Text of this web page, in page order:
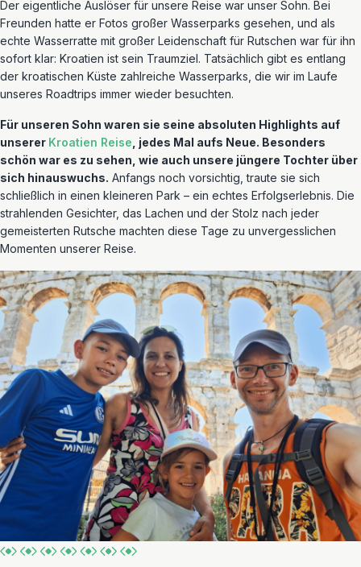
Der eigentliche Auslöser für unsere Reise war unser Sohn. Bei
Freunden hatte er Fotos großer Wasserparks gesehen, und als
echte Wasserratte mit großer Leidenschaft für Rutschen war für ihn
sofort klar: Kroatien ist sein Traumziel. Tatsächlich gibt es entlang
der kroatischen Küste zahlreiche Wasserparks, die wir im Laufe
unseres Roadtrips immer wieder besuchten.
Für unseren Sohn waren sie seine absoluten Highlights auf
unserer Kroatien Reise , jedes Mal aufs Neue. Besonders
schön war es zu sehen, wie auch unsere jüngere Tochter über
sich hinauswuchs. Anfangs noch vorsichtig, traute sie sich
schließlich in einen kleineren Park – ein echtes Erfolgserlebnis. Die
strahlenden Gesichter, das Lachen und der Stolz nach jeder
gemeisterten Rutsche machten diese Tage zu unvergesslichen
Momenten unserer Reise.